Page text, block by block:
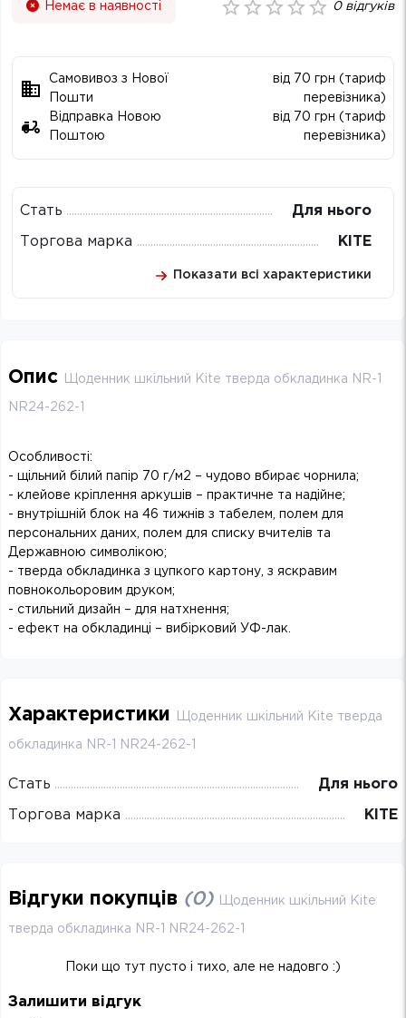
Немає в наявності 0відгуків
Самовивоз з Нової
Пошти
від 70 грн (тариф
перевізника)
Відправка Новою
Поштою
від 70 грн (тариф
перевізника)
Стать Для нього
Торгова марка KITE
Показати всі характеристики
Опис Щоденник шкільний Kite тверда обкладинка NR-1
NR24-262-1
Особливості:
- щільний білий папір 70 г/м2 – чудово вбирає чорнила;
- клейове кріплення аркушів – практичне та надійне;
- внутрішній блок на 46 тижнів з табелем, полем для
персональних даних, полем для списку вчителів та
Державною символікою;
- тверда обкладинка з цупкого картону, з яскравим
повнокольоровим друком;
- стильний дизайн – для натхнення;
- ефект на обкладинці – вибірковий УФ-лак.
Характеристики Щоденник шкільний Kite тверда
обкладинка NR-1 NR24-262-1
Стать Для нього
Торгова марка KITE
Відгуки покупців (0) Щоденник шкільний Kite
тверда обкладинка NR-1 NR24-262-1
Поки що тут пусто і тихо, але не надовго :)
Залишити відгук